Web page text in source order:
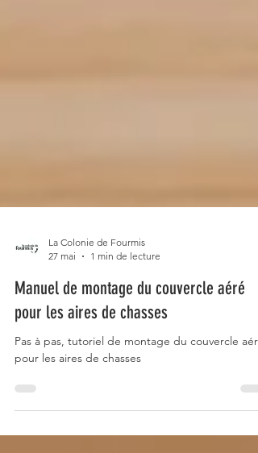
La Colonie de Fourmis
27 mai
1 min de lecture
Manuel de montage du couvercle aéré
pour les aires de chasses